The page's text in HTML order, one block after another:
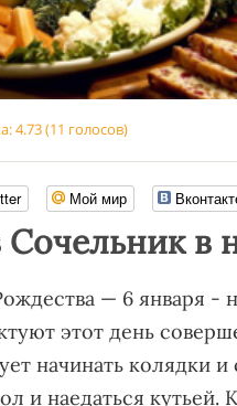
4.73(11 голосов)
Мой мир
Сочельник в
— 6 января -
этот день
начинать колядки
и наедаться